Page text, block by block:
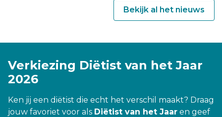
Bekijk al het nieuws
Verkiezing Diëtist van het Jaar
2026
Ken jij een diëtist die echt het verschil maakt? Draag
jouw favoriet voor als Diëtist van het Jaar en geef